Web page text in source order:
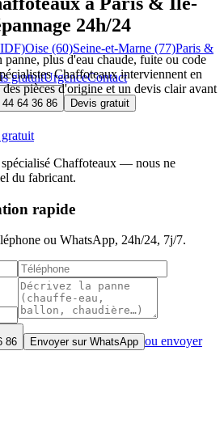
IDF)Oise (60)Seine-et-Marne (77)Paris &
gratuitUrgenceContact
44 64 36 86 Devis gratuit
24h/24
plus d'eau chaude, fuite ou code
Chaffoteaux interviennent en
pièces d'origine et un devis clair avant
Chaffoteaux — nous ne
du fabricant.
rapide
ou WhatsApp, 24h/24, 7j/7.
86 Envoyer sur WhatsApp ou envoyer